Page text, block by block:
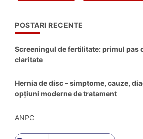
POSTARI RECENTE
Screeningul de fertilitate: primul pas
claritate
Hernia de disc – simptome, cauze,
opțiuni moderne de tratament
ANPC